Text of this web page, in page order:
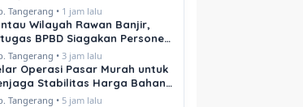
Publik
Tangerang • 1 jam lalu
Wilayah Rawan Banjir,
BPBD Siagakan Personel
Kritis
Tangerang •3 jam lalu
Operasi Pasar Murah untuk
Stabilitas Harga Bahan
Tangerang • 5 jam lalu